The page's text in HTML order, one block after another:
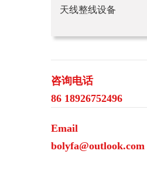
天线整线设备
咨询电话
86 18926752496
Email
bolyfa@outlook.com